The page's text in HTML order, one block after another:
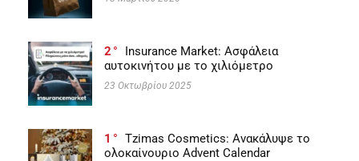
2
Insurance Market: Ασφάλεια
αυτοκινήτου με το χιλιόμετρο
23 Οκτωβρίου 2025
1
Tzimas Cosmetics: Ανακάλυψε το
ολοκαίνουριο Advent Calendar